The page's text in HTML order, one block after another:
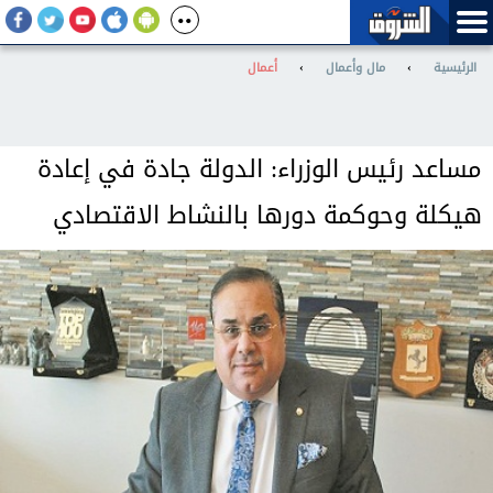
الرئيسية › مال وأعمال › أعمال
مساعد رئيس الوزراء: الدولة جادة في إعادة
هيكلة وحوكمة دورها بالنشاط الاقتصادي